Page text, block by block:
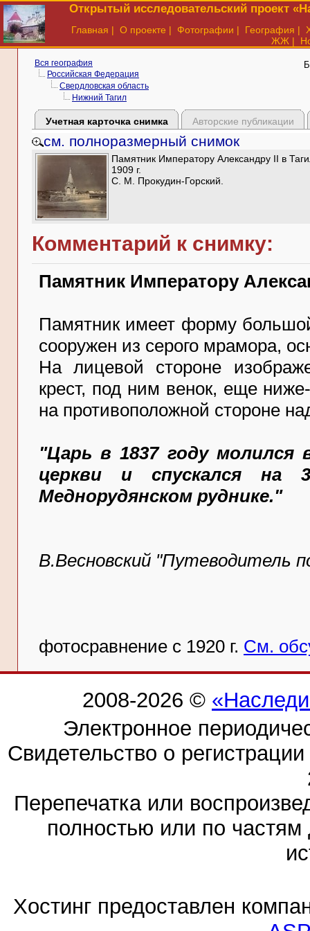
Открытый исследовательский проект
Главная | О проекте | Фотографии | География |
ЖЖ |
Вся география
Российская Федерация
Свердловская область
Нижний Тагил
Учетная карточка снимка Авторские публикации
см. полноразмерный снимок
Памятник Императору Александру II в
1909 г.
С. М. Прокудин-Горский.
Комментарий к снимку:
Памятник Императору
Памятник имеет форму
сооружен из серого мрамора,
На лицевой стороне
крест, под ним венок, еще
на противоположной стороне
"Царь в 1837 году молился
церкви и спускался на
Меднорудянском руднике."
В.Весновский "Путеводитель
фотосравнение с 1920 г. См.
2008-2026 ©
Электронное
Свидетельство о
Перепечатка или
полностью или по частям
Хостинг предоставлен